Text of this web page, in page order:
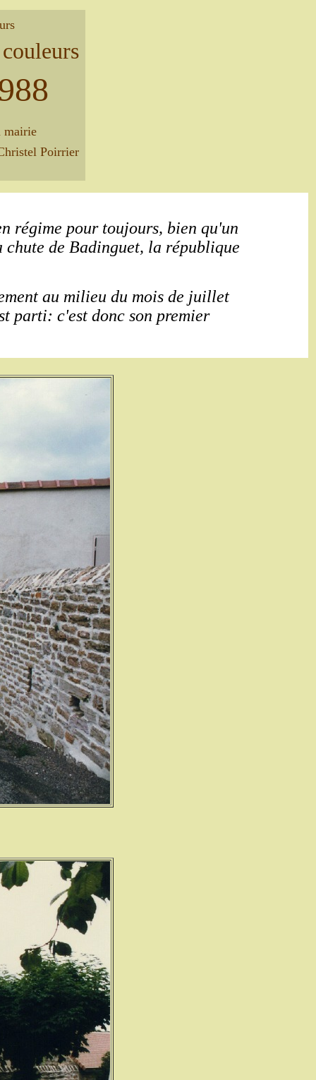
mairie
Poirrier
régime pour toujours, bien qu'un
chute de Badinguet, la république
au milieu du mois de juillet
parti: c'est donc son premier